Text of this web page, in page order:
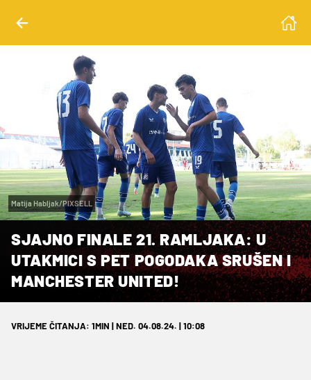
Matija Habljak/PIXSELL
SJAJNO FINALE 21. RAMLJAKA: U
UTAKMICI S PET POGODAKA SRUŠEN I
MANCHESTER UNITED!
VRIJEME ČITANJA: 1MIN | NED. 04.08.24. | 10:08